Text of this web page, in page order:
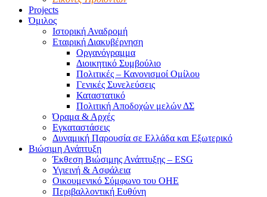
Projects
Όμιλος
Ιστορική Αναδρομή
Εταιρική Διακυβέρνηση
Οργανόγραμμα
Διοικητικό Συμβούλιο
Πολιτικές – Κανονισμοί Ομίλου
Γενικές Συνελεύσεις
Καταστατικό
Πολιτική Αποδοχών μελών ΔΣ
Όραμα & Αρχές
Εγκαταστάσεις
Δυναμική Παρουσία σε Ελλάδα και Εξωτερικό
Βιώσιμη Ανάπτυξη
Έκθεση Βιώσιμης Ανάπτυξης – ESG
Υγιεινή & Ασφάλεια
Οικουμενικό Σύμφωνο του ΟΗΕ
Περιβαλλοντική Ευθύνη